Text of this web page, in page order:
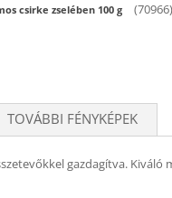
csirke zselében 100 g (70966)
TOVÁBBI FÉNYKÉPEK
gazdagítva.